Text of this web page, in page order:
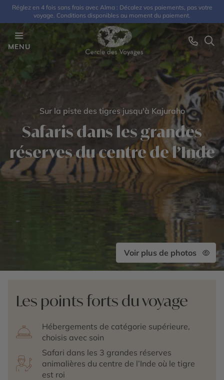
Réglez en 4 fois sans frais avec Alma : Décalez vos paiements, pas votre
voyage. Conditions disponibles au moment du paiement.
MENU
Sur la piste des tigres jusqu'à Kajuraho
Safaris dans les grandes
réserves du centre de l’Inde
Voir plus de photos
Les points forts du voyage
Hébergements de catégorie supérieure,
choisis avec soin
Safari dans les 3 grandes réserves
animalières du centre de l’Inde où le tigre
est roi